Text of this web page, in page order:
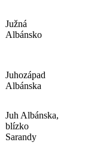
Južná
Albánsko
Juhozápad
Albánska
Juh Albánska,
blízko
Sarandy